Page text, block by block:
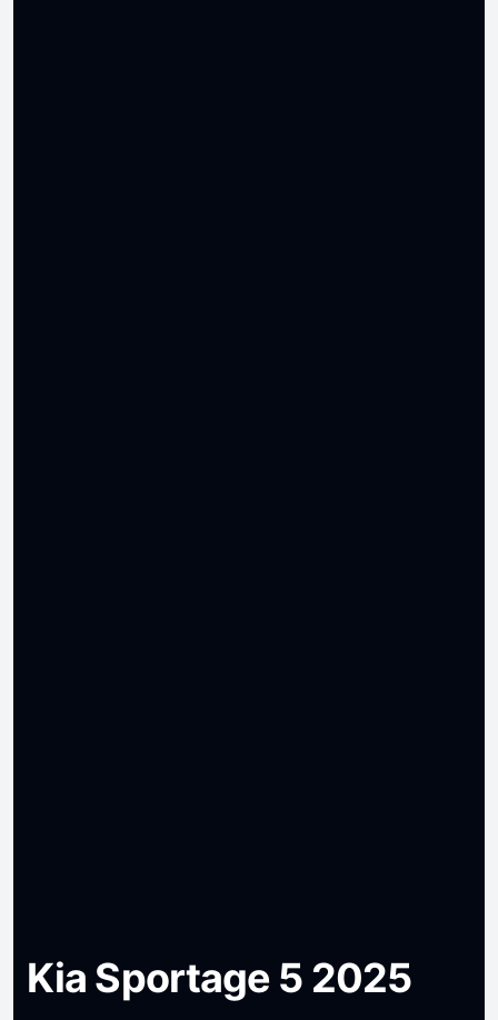
Kia Sportage 5 2025